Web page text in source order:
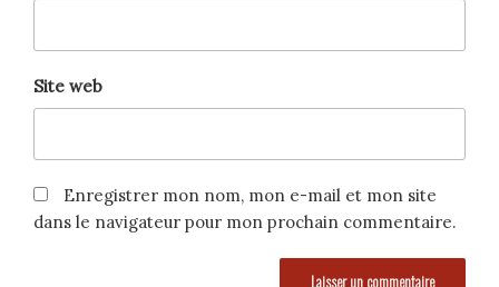
Site web
Enregistrer mon nom, mon e-mail et mon site
dans le navigateur pour mon prochain commentaire.